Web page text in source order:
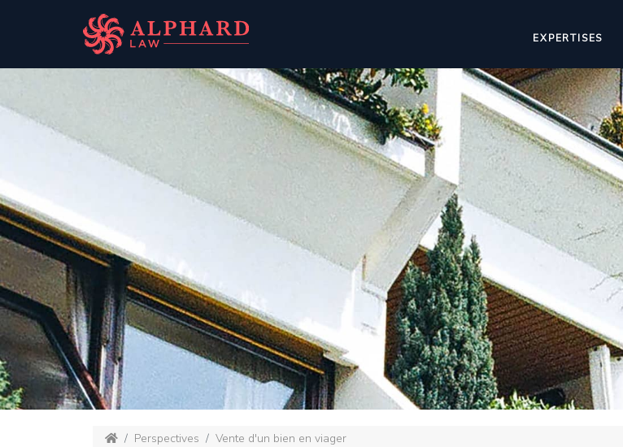
EXPERTISES
Perspectives Vente d'un bien en viager